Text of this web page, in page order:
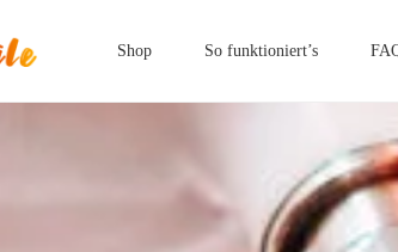
Shop So funktioniert’s